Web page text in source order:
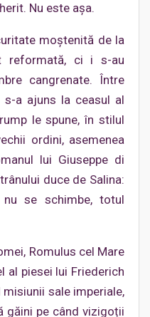
Nu este așa.
moștenită de la
reformată, ci i s-au
cangrenate. Între
a ajuns la ceasul al
le spune, în stilul
ordini, asemenea
lui Giuseppe di
duce de Salina:
se schimbe, totul
Romulus cel Mare
al piesei lui Friederich
sale imperiale,
găini pe când vizigoții